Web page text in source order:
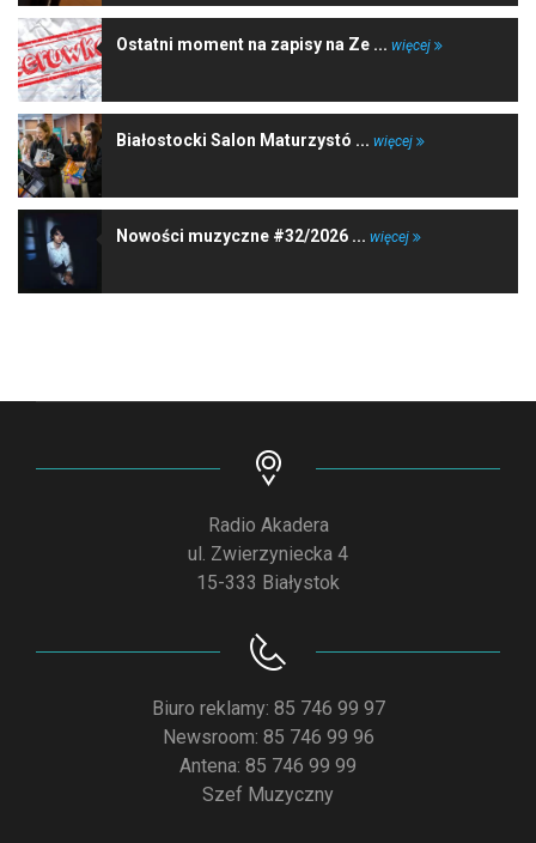
Ostatni moment na zapisy na Ze ... więcej
Białostocki Salon Maturzystó ... więcej
Nowości muzyczne #32/2026 ... więcej
Radio Akadera
ul. Zwierzyniecka 4
15-333 Białystok
Biuro reklamy: 85 746 99 97
Newsroom: 85 746 99 96
Antena: 85 746 99 99
Szef Muzyczny